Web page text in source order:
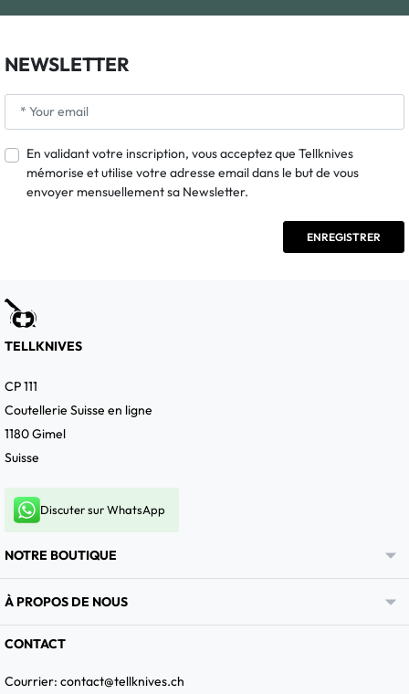
NEWSLETTER
En validant votre inscription, vous acceptez que Tellknives
mémorise et utilise votre adresse email dans le but de vous
envoyer mensuellement sa Newsletter.
TELLKNIVES
CP 111
Coutellerie Suisse en ligne
1180 Gimel
Suisse
Discuter sur WhatsApp
NOTRE BOUTIQUE 
À PROPOS DE NOUS 
CONTACT
Courrier: contact@tellknives.ch